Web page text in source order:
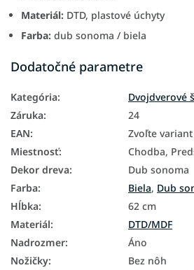
Materiál: DTD, plastové úchyty
Farba: dub sonoma / biela
Dodatočné parametre
Kategória:
Dvojdverové
Záruka:
24
EAN:
Zvoľte variant
Miestnosť:
Chodba,
Dekor dreva:
Dub sonoma
Farba: Biela, Dub
Hĺbka:
62 cm
Materiál:
DTD/MDF
Nadrozmer:
Áno
Nožičky:
Bez nôh